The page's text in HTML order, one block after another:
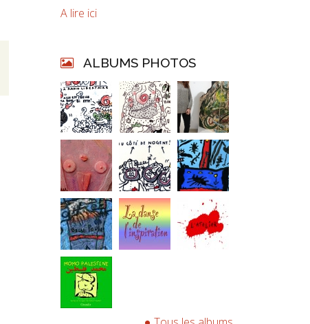
A lire ici
ALBUMS PHOTOS